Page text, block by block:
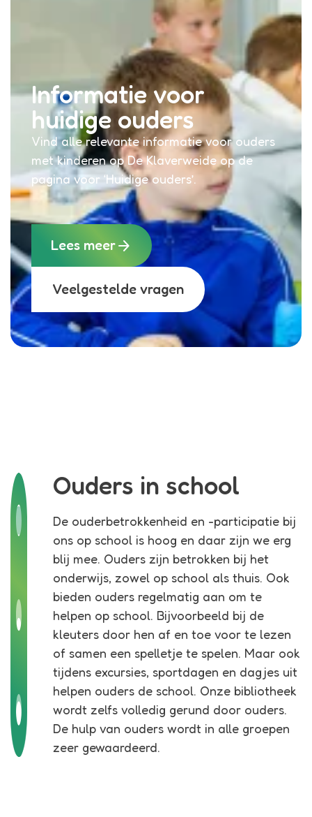
Informatie voor
huidige ouders
Vind alle relevante informatie voor ouders
met kinderen op De Klaverweide op de
pagina voor ‘Huidige ouders’.
Lees meerarrow_forward
Veelgestelde vragen
Ouders in school
De ouderbetrokkenheid en -participatie bij
ons op school is hoog en daar zijn we erg
blij mee. Ouders zijn betrokken bij het
onderwijs, zowel op school als thuis. Ook
bieden ouders regelmatig aan om te
helpen op school. Bijvoorbeeld bij de
kleuters door hen af en toe voor te lezen
of samen een spelletje te spelen. Maar ook
tijdens excursies, sportdagen en dagjes uit
helpen ouders de school. Onze bibliotheek
wordt zelfs volledig gerund door ouders.
De hulp van ouders wordt in alle groepen
zeer gewaardeerd.